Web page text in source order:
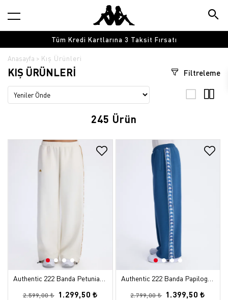
Taksit Fırsatı 1500 TL Üzeri
Anasayfa Kış Ürünleri
KIŞ ÜRÜNLERI
245 Ürün
Filtreleme
2.599,00 ₺
1.299,50 ₺
2.799,00 ₺ 1.399,50 ₺